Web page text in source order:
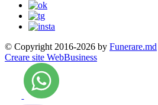
© Copyright 2016-2026 by Funerare.md
Creare site WebBusiness